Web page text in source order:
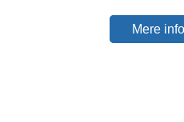
Mere